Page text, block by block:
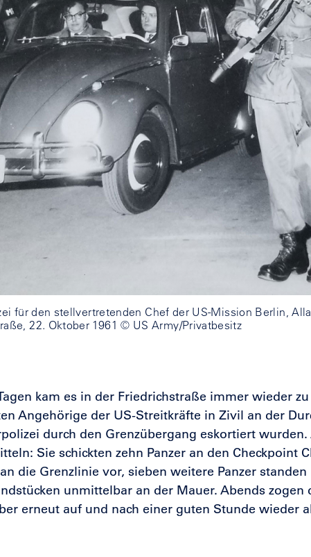
für den stellvertretenden Chef der US-Mission Berlin,
22. Oktober 1961 © US Army/Privatbesitz
kam es in der Friedrichstraße immer wieder
Angehörige der US-Streitkräfte in Zivil an der
durch den Grenzübergang eskortiert
Sie schickten zehn Panzer an den Checkpoint
die Grenzlinie vor, sieben weitere Panzer
unmittelbar an der Mauer. Abends zogen
erneut auf und nach einer guten Stunde wieder